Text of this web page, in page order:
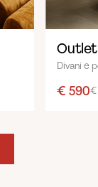
Divani e
€ 590€